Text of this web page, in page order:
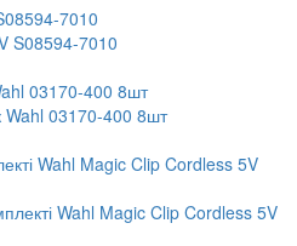
7010
03170-400 8шт
Wahl Magic Clip Cordless 5V